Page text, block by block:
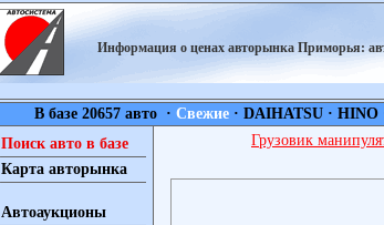
Информация о ценах авторынка
В базе 20657 авто · Свежие· DAIHATSU· HINO
Поиск авто в базе
Карта авторынка
Автоаукционы
Грузовик